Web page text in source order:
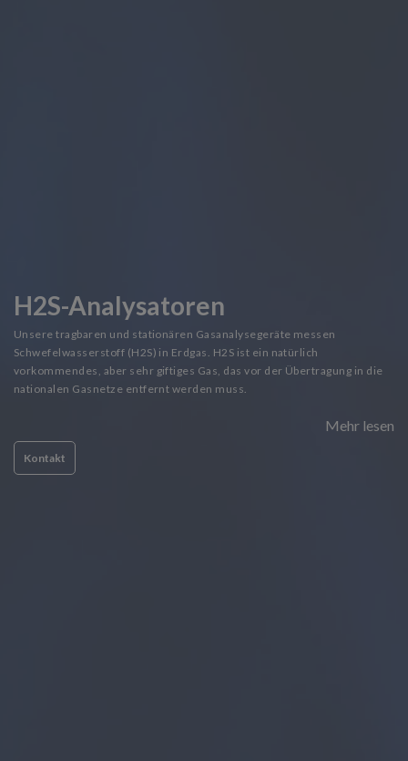
H2S-Analysatoren
Unsere tragbaren und stationären Gasanalysegeräte messen
Schwefelwasserstoff (H2S) in Erdgas. H2S ist ein natürlich
vorkommendes, aber sehr giftiges Gas, das vor der Übertragung in die
nationalen Gasnetze entfernt werden muss.
Mehr lesen
Kontakt